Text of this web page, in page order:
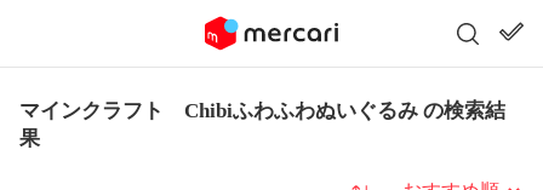
マインクラフト Chibiふわふわぬいぐるみ の検索結
果